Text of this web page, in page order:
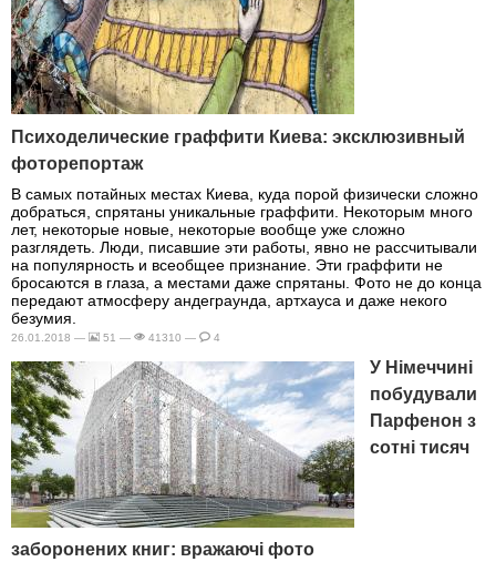
Психоделические граффити Киева: эксклюзивный
фоторепортаж
В самых потайных местах Киева, куда порой физически сложно
добраться, спрятаны уникальные граффити. Некоторым много
лет, некоторые новые, некоторые вообще уже сложно
разглядеть. Люди, писавшие эти работы, явно не рассчитывали
на популярность и всеобщее признание. Эти граффити не
бросаются в глаза, а местами даже спрятаны. Фото не до конца
передают атмосферу андеграунда, артхауса и даже некого
безумия.
26.01.2018 — 51 — 41310 — 4
У Німеччині
побудували
Парфенон з
сотні тисяч
заборонених книг: вражаючі фото